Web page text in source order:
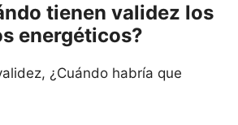
tienen validez los
energéticos?
¿Cuándo habría que